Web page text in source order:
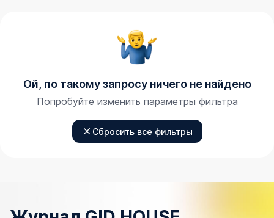
Ой, по такому запросу ничего не найдено
Попробуйте изменить параметры фильтра
Сбросить все фильтры